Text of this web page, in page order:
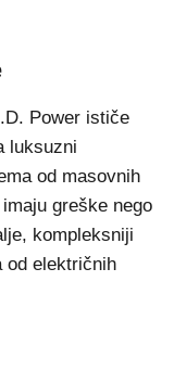
Power ističe
luksuzni
od masovnih
greške nego
kompleksniji
od električnih